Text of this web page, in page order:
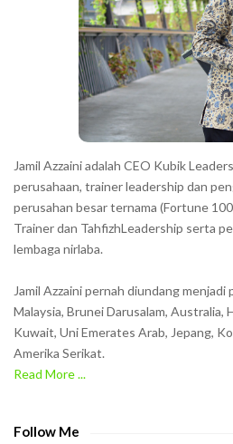
Jamil Azzaini adalah CEO Kubik
perusahaan, trainer leadership dan
perusahan besar ternama (Fortune
Trainer dan TahfizhLeadership serta
lembaga nirlaba.
Jamil Azzaini pernah diundang menjadi
Malaysia, Brunei Darusalam, Australia,
Kuwait, Uni Emerates Arab, Jepang,
Amerika Serikat.
Read More ...
Follow Me